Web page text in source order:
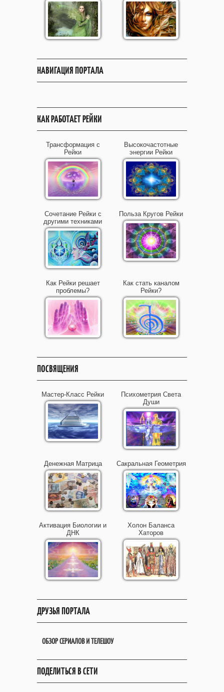
НАВИГАЦИЯ ПОРТАЛА
КАК РАБОТАЕТ РЕЙКИ
Трансформация с
Рейки
Высокочастотные
энергии Рейки
Сочетание Рейки с
другими техниками
Польза Кругов Рейки
Как Рейки решает
проблемы?
Как стать каналом
Рейки?
ПОСВЯЩЕНИЯ
Мастер-Класс Рейки
Психометрия Света
Души
Денежная Матрица Сакральная Геометрия
Активация Биологии и
ДНК
Холон Баланса
Хаторов
ДРУЗЬЯ ПОРТАЛА
ОБЗОР СЕРИАЛОВ И ТЕЛЕШОУ
ПОДЕЛИТЬСЯ В СЕТИ